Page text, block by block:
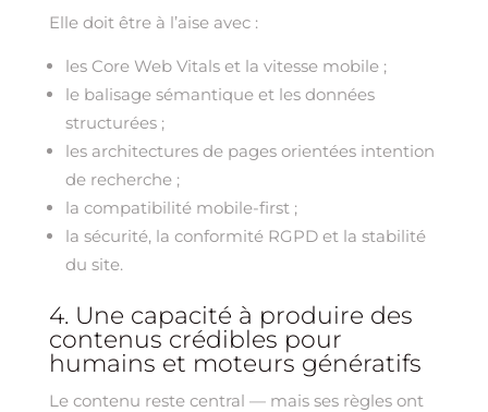
Elle doit être à l’aise avec :
les Core Web Vitals et la vitesse mobile ;
le balisage sémantique et les données
structurées ;
les architectures de pages orientées intention
de recherche ;
la compatibilité mobile-first ;
la sécurité, la conformité RGPD et la stabilité
du site.
4. Une capacité à produire des
contenus crédibles pour
humains et moteurs génératifs
Le contenu reste central — mais ses règles ont